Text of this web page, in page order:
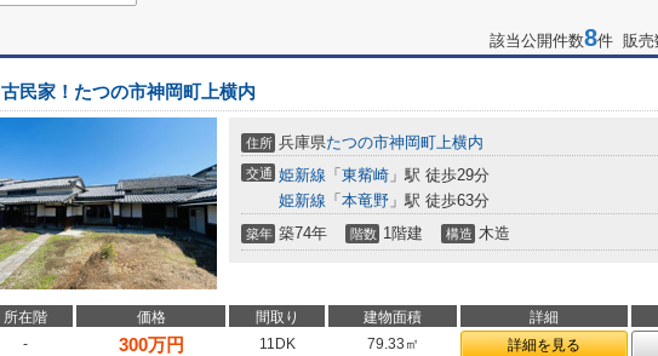
該当公開件数8件 販売
古民家！たつの市神岡町上横内
住所 兵庫県たつの市神岡町上横内
交通 姫新線 「 東觜崎 」駅 徒歩29分
姫新線 「 本竜野 」駅 徒歩63分
築年 築74年 階数 1階建 構造 木造
所在階 価格 間取り 建物面積 詳細
-
300万円 11DK 79.33㎡ 詳細を見る